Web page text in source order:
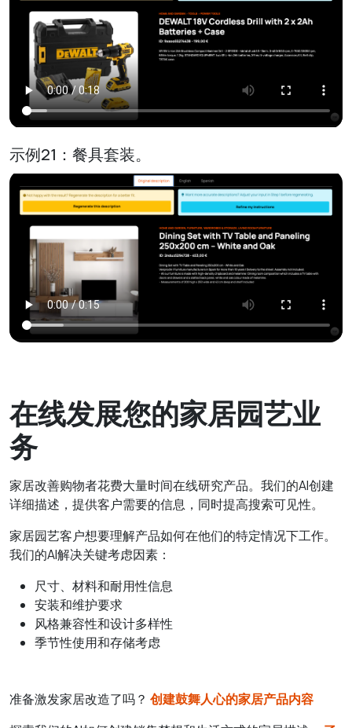
示例21：餐具套装。
在线发展您的家居园艺业
务
家居改善购物者花费大量时间在线研究产品。我们的AI创建
详细描述，提供客户需要的信息，同时提高搜索可见性。
家居园艺客户想要理解产品如何在他们的特定情况下工作。
我们的AI解决关键考虑因素：
尺寸、材料和耐用性信息
安装和维护要求
风格兼容性和设计多样性
季节性使用和存储考虑
准备激发家居改造了吗？ 创建鼓舞人心的家居产品内容